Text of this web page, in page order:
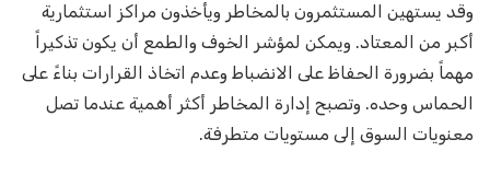
وقد يستهين المستثمرون بالمخاطر ويأخذون مراكز استثمارية
أكبر من المعتاد. ويمكن لمؤشر الخوف والطمع أن يكون تذكيراً
مهماً بضرورة الحفاظ على الانضباط وعدم اتخاذ القرارات بناءً على
الحماس وحده. وتصبح إدارة المخاطر أكثر أهمية عندما تصل
معنويات السوق إلى مستويات متطرفة.